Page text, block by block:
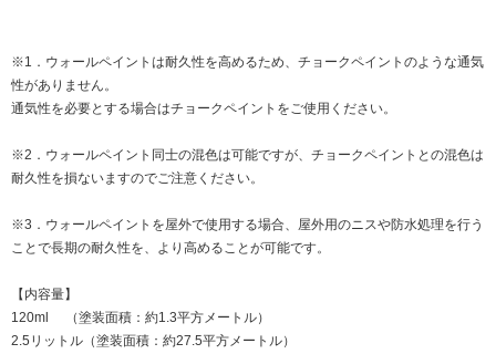
※1．ウォールペイントは耐久性を高めるため、チョークペイントのような通気
性がありません。
通気性を必要とする場合はチョークペイントをご使用ください。
※2．ウォールペイント同士の混色は可能ですが、チョークペイントとの混色は
耐久性を損ないますのでご注意ください。
※3．ウォールペイントを屋外で使用する場合、屋外用のニスや防水処理を行う
ことで長期の耐久性を、より高めることが可能です。
【内容量】
120ml （塗装面積：約1.3平方メートル）
2.5リットル（塗装面積：約27.5平方メートル）